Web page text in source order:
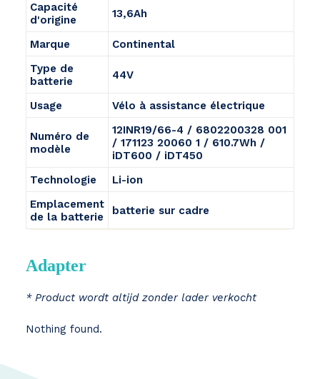
Capacité
d'origine
13,6Ah
Marque
Continental
Type de
batterie
44V
Usage Vélo à assistance électrique
Numéro de
modèle
12INR19/66-4 / 6802200328 001
/ 171123 20060 1 / 610.7Wh /
iDT600 / iDT450
Technologie
Li-ion
Emplacement
de la batterie
batterie sur cadre
Adapter
* Product wordt altijd zonder lader verkocht
Nothing found.